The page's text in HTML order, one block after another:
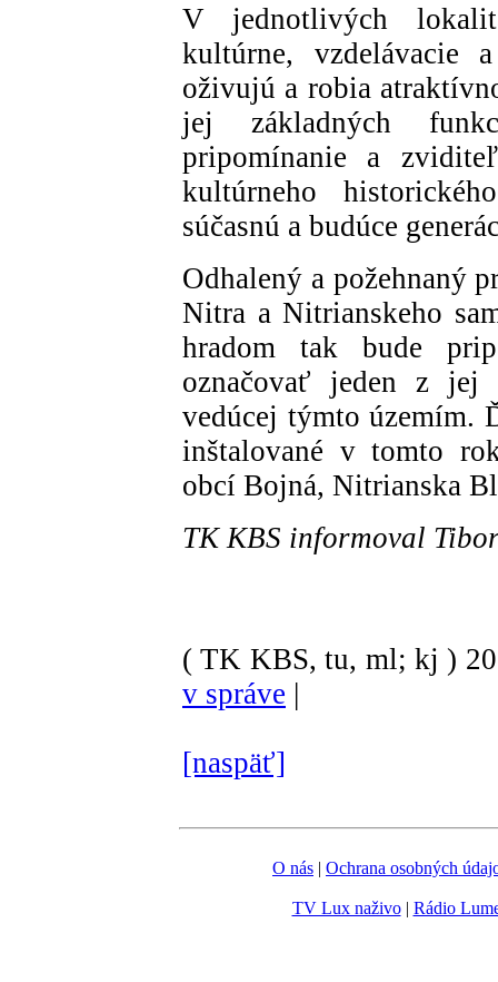
V jednotlivých
kultúrne, vzdelávacie
oživujú a robia
jej základných
pripomínanie a
kultúrneho
súčasnú a budúce
Odhalený a požehnaný
Nitra a Nitrianskeho
hradom tak bude
označovať jeden z jej
vedúcej týmto územím.
inštalované v tomto
obcí Bojná, Nitrianska
TK KBS informoval
( TK KBS, tu, ml; kj )
v správe |
[naspäť]
O nás | Ochrana osobných
TV Lux naživo| Rádio